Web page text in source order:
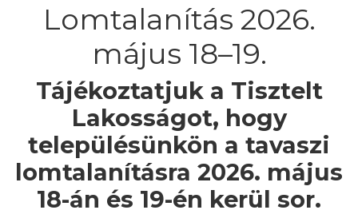
Lomtalanítás 2026.
május 18–19.
Tájékoztatjuk a Tisztelt
Lakosságot, hogy
településünkön a tavaszi
lomtalanításra 2026. május
18-án és 19-én kerül sor.